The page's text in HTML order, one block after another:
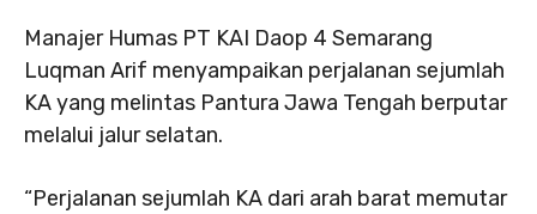
Manajer Humas PT KAI Daop 4 Semarang
Luqman Arif menyampaikan perjalanan sejumlah
KA yang melintas Pantura Jawa Tengah berputar
melalui jalur selatan.
“Perjalanan sejumlah KA dari arah barat memutar